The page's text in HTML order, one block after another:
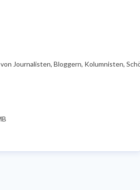
Journalisten, Bloggern, Kolumnisten,